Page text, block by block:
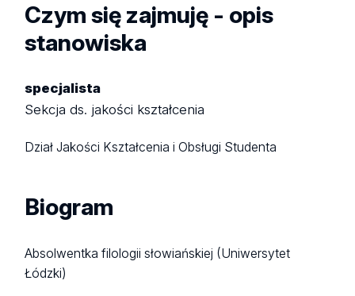
Czym się zajmuję - opis
stanowiska
specjalista
Sekcja ds. jakości kształcenia
Dział Jakości Kształcenia i Obsługi Studenta
Biogram
Absolwentka filologii słowiańskiej (Uniwersytet
Łódzki)